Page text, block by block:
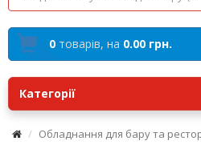
0 товарів, на 0.00 грн.
Категорії
Обладнання для бару та